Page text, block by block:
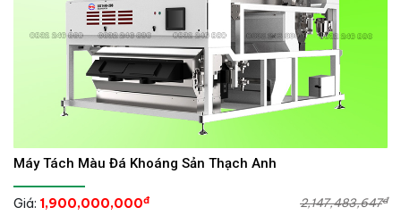
Máy Tách Màu Đá Khoáng Sản Thạch Anh
Giá: 1,900,000,000đ 2,147,483,647đ